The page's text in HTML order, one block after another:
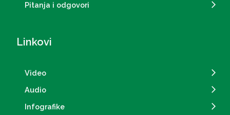
Pitanja i odgovori
Linkovi
Video
Audio
Infografike